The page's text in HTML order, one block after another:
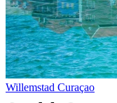
Willemstad Curaçao